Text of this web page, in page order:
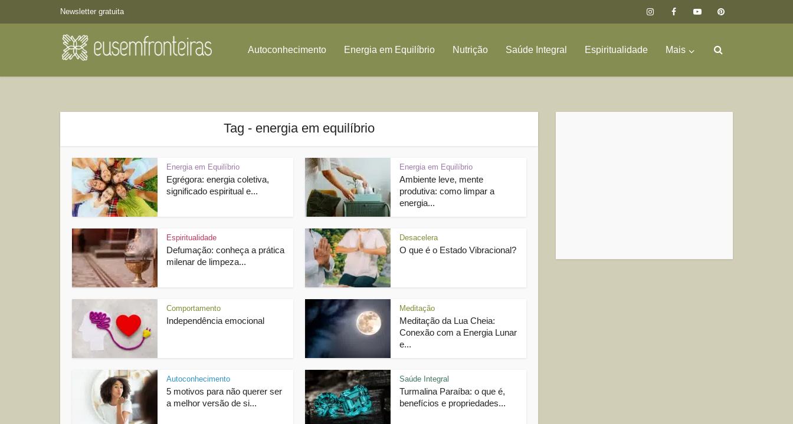
Newsletter gratuita
Autoconhecimento Energia em Equilíbrio Nutrição Saúde Integral Espiritualidade Mais
Tag - energia em equilíbrio
Energia em Equilíbrio
Egrégora: energia coletiva,
significado espiritual e...
Energia em Equilíbrio
Ambiente leve, mente
produtiva: como limpar a
energia...
Espiritualidade
Defumação: conheça a prática
milenar de limpeza...
Desacelera
O que é o Estado Vibracional?
Comportamento
Independência emocional
Meditação
Meditação da Lua Cheia:
Conexão com a Energia Lunar
e...
Autoconhecimento
5 motivos para não querer ser
a melhor versão de si...
Saúde Integral
Turmalina Paraíba: o que é,
benefícios e propriedades...